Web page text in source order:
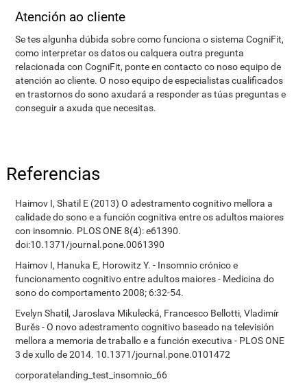
Atención ao cliente
Se tes algunha dúbida sobre como funciona o sistema CogniFit,
como interpretar os datos ou calquera outra pregunta
relacionada con CogniFit, ponte en contacto co noso equipo de
atención ao cliente. O noso equipo de especialistas cualificados
en trastornos do sono axudará a responder as túas preguntas e
conseguir a axuda que necesitas.
Referencias
Haimov I, Shatil E (2013) O adestramento cognitivo mellora a
calidade do sono e a función cognitiva entre os adultos maiores
con insomnio. PLOS ONE 8(4): e61390.
doi:10.1371/journal.pone.0061390
Haimov I, Hanuka E, Horowitz Y. - Insomnio crónico e
funcionamento cognitivo entre adultos maiores - Medicina do
sono do comportamento 2008; 6:32-54.
Evelyn Shatil, Jaroslava Mikulecká, Francesco Bellotti, Vladimír
Burěs - O novo adestramento cognitivo baseado na televisión
mellora a memoria de traballo e a función executiva - PLOS ONE
3 de xullo de 2014. 10.1371/journal.pone.0101472
corporatelanding_test_insomnio_66